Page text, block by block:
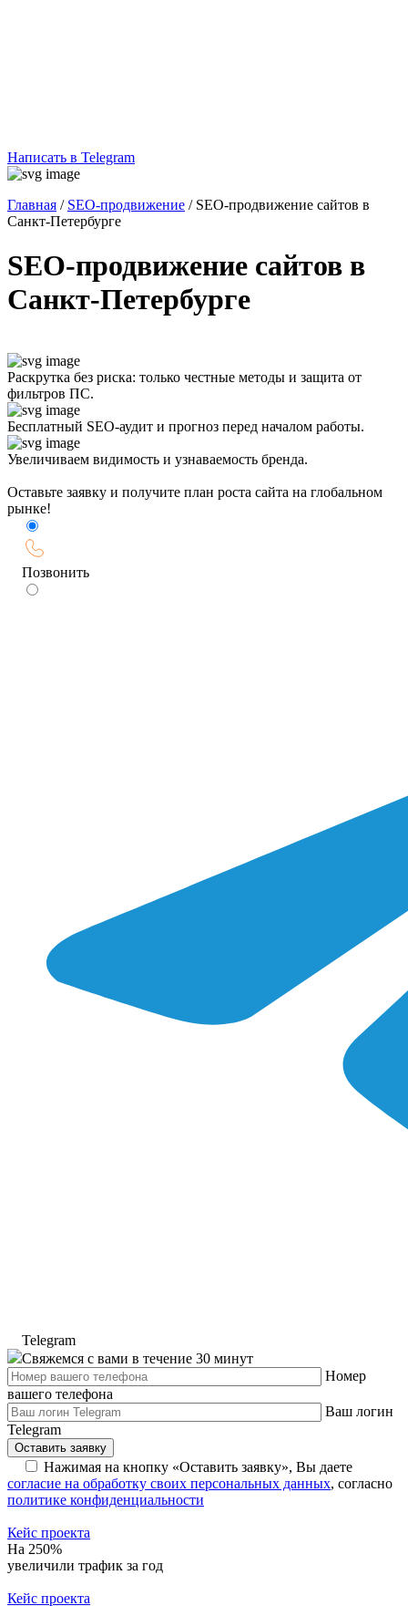
Написать в Telegram
Главная / SEO-продвижение / SEO-продвижение сайтов в
Санкт-Петербурге
SEO-продвижение сайтов в
Санкт-Петербурге
Раскрутка без риска: только честные методы и защита от
фильтров ПС.
Бесплатный SEO-аудит и прогноз перед началом работы.
Увеличиваем видимость и узнаваемость бренда.
Оставьте заявку и получите план роста сайта на глобальном
рынке!
Позвонить
Telegram
Свяжемся с вами в течение 30 минут
Номер
вашего телефона
Ваш логин
Telegram
Оставить заявку
Нажимая на кнопку «Оставить заявку», Вы даете
согласие на обработку своих персональных данных, cогласно
политике конфиденциальности
Кейс проекта
На 250%
увеличили трафик за год
Кейс проекта